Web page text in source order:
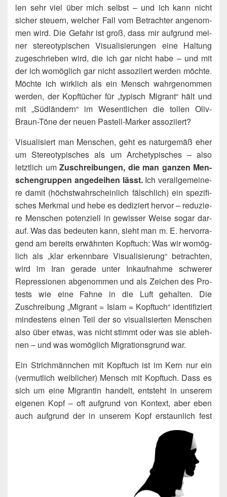
len sehr viel über mich selbst – und ich kann nicht
sicher steu­ern, wel­cher Fall vom Betrach­ter ange­nom­
men wird. Die Gefahr ist groß, dass mir auf­grund mei­
ner ste­reo­ty­pi­schen Visua­li­sie­run­gen eine Hal­tung
zuge­schrie­ben wird, die ich gar nicht habe – und mit
der ich womög­lich gar nicht asso­zi­iert wer­den möch­te.
Möch­te ich wirk­lich als ein Mensch wahr­ge­nom­men
wer­den, der Kopf­tü­cher für „typisch Migrant“ hält und
mit „Süd­län­dern“ im Wesent­li­chen die tol­len Oliv-
Braun-Töne der neu­en Pas­tell-Mar­ker assoziiert?
Visua­li­siert man Men­schen, geht es natur­ge­mäß eher
um Ste­reo­ty­pi­sches als um Arche­ty­pi­sches – also
letzt­lich um Zuschrei­bun­gen, die man gan­zen Men­
schen­grup­pen ange­dei­hen lässt.Ich ver­all­ge­mei­ne­
re damit (höchst­wahr­schein­lich fälsch­lich) ein spe­zi­fi­
sches Merk­mal und hebe es dedi­ziert her­vor – redu­zie­
re Men­schen poten­zi­ell in gewis­ser Wei­se sogar dar­
auf. Was das bedeu­ten kann, sieht man m. E. her­vor­ra­
gend am bereits erwähn­ten Kopf­tuch: Was wir womög­
lich als „klar erkenn­ba­re Visua­li­sie­rung“ betrach­ten,
wird im Iran gera­de unter Inkauf­nah­me schwe­rer
Repres­sio­nen abge­nom­men und als Zei­chen des Pro­
tests wie eine Fah­ne in die Luft gehal­ten. Die
Zuschrei­bung „Migrant = Islam = Kopf­tuch“ iden­ti­fi­ziert
min­des­tens einen Teil der so visua­li­sier­ten Men­schen
also über etwas, was nicht stimmt oder was sie ableh­
nen – und was womög­lich Migra­ti­ons­grund war.
Ein Strich­männ­chen mit Kopf­tuch ist im Kern nur ein
(ver­mut­lich weib­li­cher) Mensch mit Kopf­tuch. Dass es
sich um eine Migran­tin han­delt, ent­steht in unse­rem
eige­nen Kopf – oft auf­grund von Kon­text, aber eben
auch auf­grund der in unse­rem Kopf erstaun­lich fest